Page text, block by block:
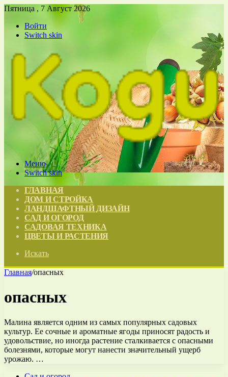
Пятница , 7 Август 2026
Войти
Switch skin
Меню
Switch skin
ГЛАВНАЯ
ДОМ И СТРОЙКА
ЛАНДШАФТНЫЙ ДИЗАЙН
САД И ОГОРОД
САДОВАЯ ТЕХНИКА
ЦВЕТЫ И РАСТЕНИЯ
Искать
Главная/опасных
опасных
Малина является одним из самых популярных садовых
культур. Ее сочные и ароматные ягоды приносят радость и
удовольствие, но иногда растение сталкивается с опасными
болезнями, которые могут нанести значительный ущерб
урожаю. …